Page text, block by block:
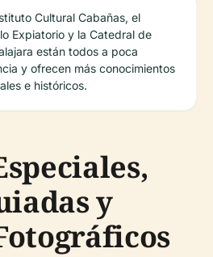
Cultural Cabañas, el
Expiatorio y la Catedral de
están todos a poca
y ofrecen más conocimientos
e históricos.
y